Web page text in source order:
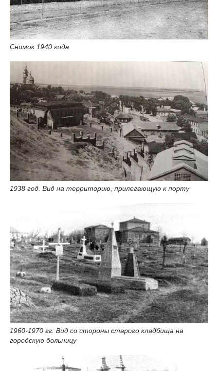
Снимок 1940 года
1938 год. Вид на территорию, прилегающую к порту
1960-1970 гг. Вид со стороны старого кладбища на
городскую больницу